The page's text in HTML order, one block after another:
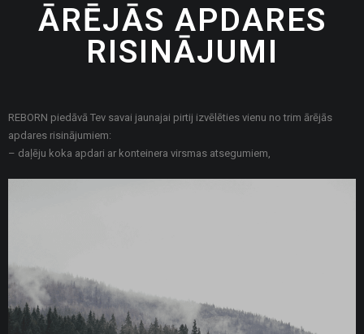
ĀRĒJĀS APDARES
RISINĀJUMI
REBORN piedāvā Tev savai jaunajai pirtij izvēlēties vienu no trim ārējās
apdares risinājumiem:
– d aļēju koka apdari ar konteinera virsmas atsegumiem,